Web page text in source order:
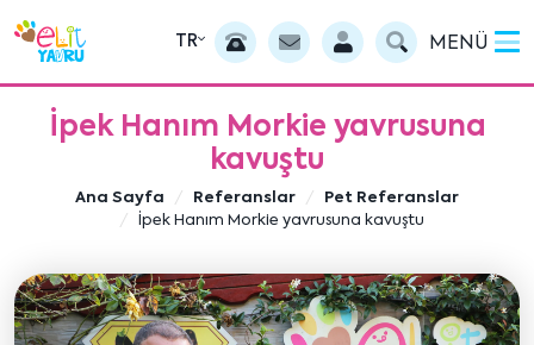
TR MENÜ
İpek Hanım Morkie yavrusuna
kavuştu
Ana Sayfa Referanslar
Pet Referanslar
İpek Hanım Morkie yavrusuna kavuştu